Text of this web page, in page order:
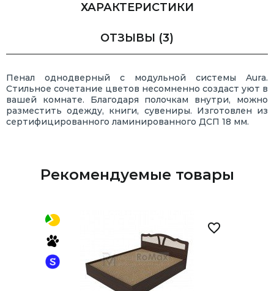
ХАРАКТЕРИСТИКИ
ОТЗЫВЫ (3)
Пенал однодверный с модульной системы Aura.
Стильное сочетание цветов несомненно создаст уют в
вашей комнате. Благодаря полочкам внутри, можно
разместить одежду, книги, сувениры. Изготовлен из
сертифицированного ламинированного ДСП 18 мм.
Рекомендуемые товары